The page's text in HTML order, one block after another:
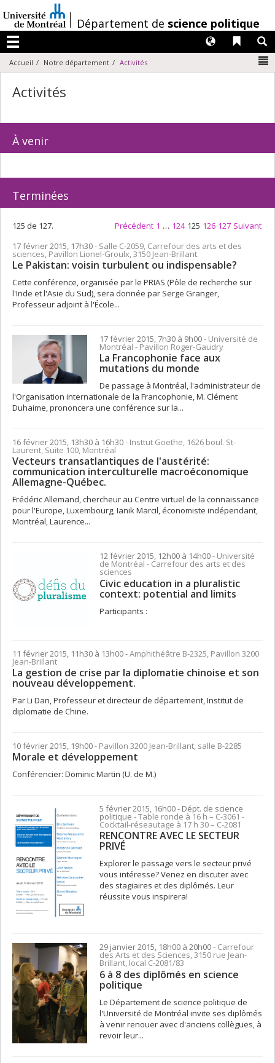
au
contenu
/Département de science politique
Menu
Liens
Langues
Accueil Notre département Activités
Activités
À venir
Terminées
125 de 127. Précédent 1 … 124 125 126 127 Suivant
17 février 2015, 17h30- Salle C-2059, Carrefour des arts et des
sciences, Pavillon Lionel-Groulx, 3150 Jean-Brillant.
Le Pakistan: voisin turbulent ou indispensable?
Cette conférence, organisée par le PRIAS (Pôle de recherche sur
l'Inde et l'Asie du Sud), sera donnée par Serge Granger,
Professeur adjoint à l'École...
17 février 2015, 7h30 à 9h00- Université de
Montréal - Pavillon Roger-Gaudry
La Francophonie face aux
mutations du monde
De passage à Montréal, l'administrateur de
l'Organisation internationale de la Francophonie, M. Clément
Duhaime, prononcera une conférence sur la...
16 février 2015, 13h30 à 16h30- Insttut Goethe, 1626 boul. St-
Laurent, Suite 100, Montréal
Vecteurs transatlantiques de l'austérité:
communication interculturelle macroéconomique
Allemagne-Québec.
Frédéric Allemand, chercheur au Centre virtuel de la connaissance
pour l'Europe, Luxembourg, Ianik Marcil, économiste indépendant,
Montréal, Laurence...
12 février 2015, 12h00 à 14h00- Université
de Montréal - Carrefour des arts et des
sciences
Civic education in a pluralistic
context: potential and limits
Participants :
11 février 2015, 11h30 à 13h00- Amphithéâtre B-2325, Pavillon 3200
Jean-Brillant
La gestion de crise par la diplomatie chinoise et son
nouveau développement.
Par Li Dan, Professeur et directeur de département, Institut de
diplomatie de Chine.
10 février 2015, 19h00- Pavillon 3200 Jean-Brillant, salle B-2285
Morale et développement
Conférencier: Dominic Martin (U. de M.)
5 février 2015, 16h00- Dépt. de science
politique- Table ronde à 16 h – C-3061 -
Cocktail-réseautage à 17 h 30 – C-2081
RENCONTRE AVEC LE SECTEUR
PRIVÉ
Explorer le passage vers le secteur privé
vous intéresse? Venez en discuter avec
des stagiaires et des diplômés. Leur
réussite vous inspirera!
29 janvier 2015, 18h00 à 20h00- Carrefour
des Arts et des Sciences, 3150 rue Jean-
Brillant, local C-2081/83
6 à 8 des diplômés en science
politique
Le Département de science politique de
l'Université de Montréal invite ses diplômés
à venir renouer avec d'anciens collègues, à
revoir leur...